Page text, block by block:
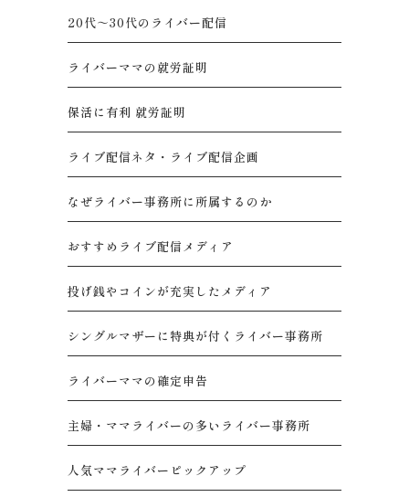
20代～30代のライバー配信
ライバーママの就労証明
保活に有利 就労証明
ライブ配信ネタ・ライブ配信企画
なぜライバー事務所に所属するのか
おすすめライブ配信メディア
投げ銭やコインが充実したメディア
シングルマザーに特典が付くライバー事務所
ライバーママの確定申告
主婦・ママライバーの多いライバー事務所
人気ママライバーピックアップ